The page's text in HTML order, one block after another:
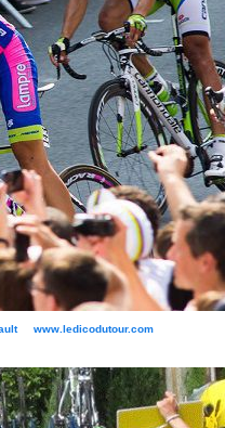
www.ledicodutour.com